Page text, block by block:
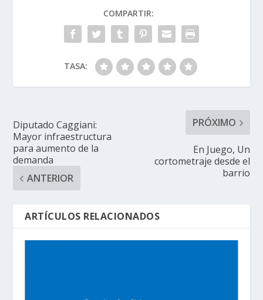
COMPARTIR:
TASA:
Diputado Caggiani:
Mayor infraestructura
para aumento de la
demanda
ANTERIOR
PRÓXIMO
En Juego, Un
cortometraje desde el
barrio
ARTÍCULOS RELACIONADOS